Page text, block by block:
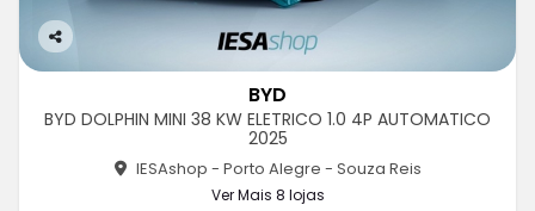
Co
rtil
BYD
BYD DOLPHIN MINI 38 KW ELETRICO 1.0 4P AUTOMATICO
2025
IESAshop - Porto Alegre - Souza Reis
Ver Mais 8 lojas